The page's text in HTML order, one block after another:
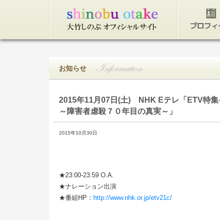
お知らせ
2015年11月07日(土) NHK Eテレ「ETV特集
～障害者虐殺７０年目の真実～」
2015年10月30日
★23:00-23:59 O.A.
★ナレーション出演
★番組HP： http://www.nhk.or.jp/etv21c/